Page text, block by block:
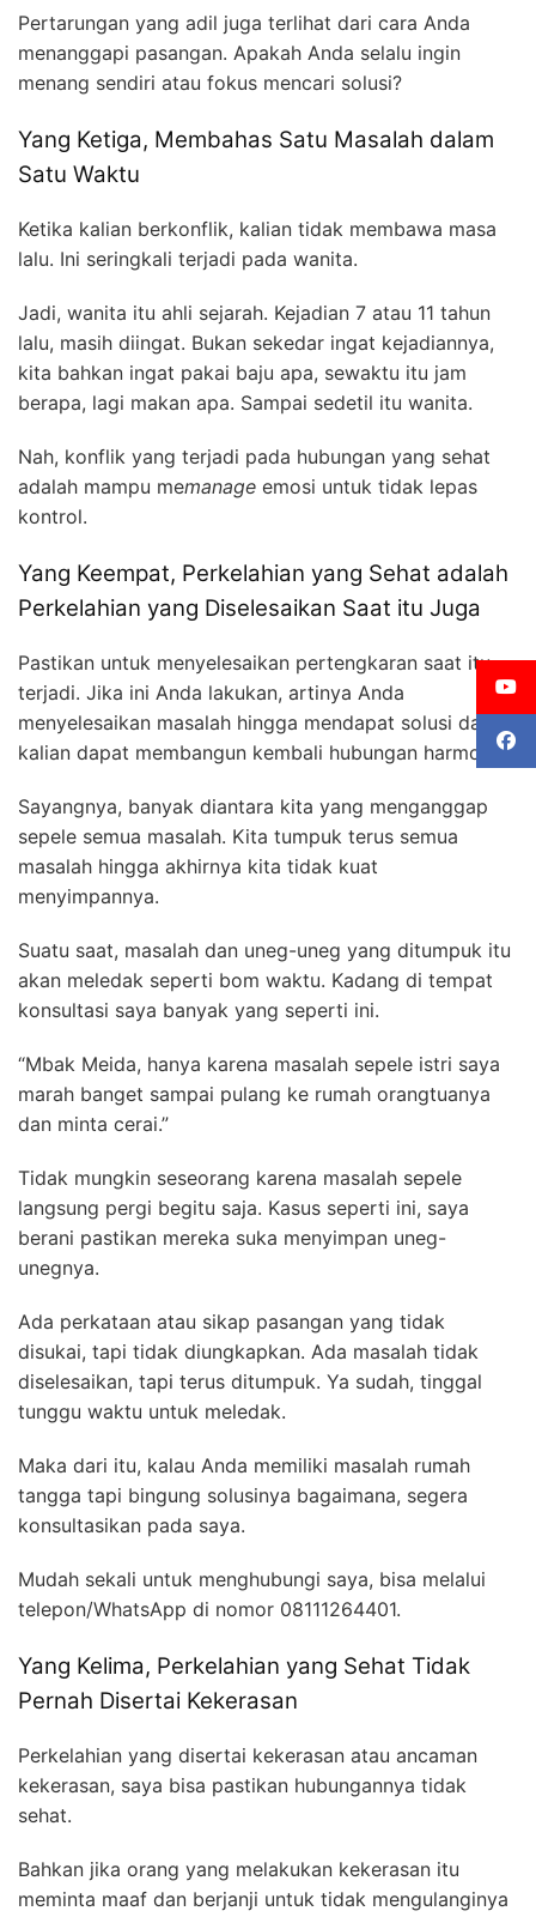
Pertarungan yang adil juga terlihat dari cara Anda
menanggapi pasangan. Apakah Anda selalu ingin
menang sendiri atau fokus mencari solusi?
Yang Ketiga, Membahas Satu Masalah dalam
Satu Waktu
Ketika kalian berkonflik, kalian tidak membawa masa
lalu. Ini seringkali terjadi pada wanita.
Jadi, wanita itu ahli sejarah. Kejadian 7 atau 11 tahun
lalu, masih diingat. Bukan sekedar ingat kejadiannya,
kita bahkan ingat pakai baju apa, sewaktu itu jam
berapa, lagi makan apa. Sampai sedetil itu wanita.
Nah, konflik yang terjadi pada hubungan yang sehat
adalah mampu memanage emosi untuk tidak lepas
kontrol.
Yang Keempat, Perkelahian yang Sehat adalah
Perkelahian yang Diselesaikan Saat itu Juga
Pastikan untuk menyelesaikan pertengkaran saat itu
terjadi. Jika ini Anda lakukan, artinya Anda
menyelesaikan masalah hingga mendapat solusi dan
kalian dapat membangun kembali hubungan harmonis.
Sayangnya, banyak diantara kita yang menganggap
sepele semua masalah. Kita tumpuk terus semua
masalah hingga akhirnya kita tidak kuat
menyimpannya.
Suatu saat, masalah dan uneg-uneg yang ditumpuk itu
akan meledak seperti bom waktu. Kadang di tempat
konsultasi saya banyak yang seperti ini.
“Mbak Meida, hanya karena masalah sepele istri saya
marah banget sampai pulang ke rumah orangtuanya
dan minta cerai.”
Tidak mungkin seseorang karena masalah sepele
langsung pergi begitu saja. Kasus seperti ini, saya
berani pastikan mereka suka menyimpan uneg-
unegnya.
Ada perkataan atau sikap pasangan yang tidak
disukai, tapi tidak diungkapkan. Ada masalah tidak
diselesaikan, tapi terus ditumpuk. Ya sudah, tinggal
tunggu waktu untuk meledak.
Maka dari itu, kalau Anda memiliki masalah rumah
tangga tapi bingung solusinya bagaimana, segera
konsultasikan pada saya.
Mudah sekali untuk menghubungi saya, bisa melalui
telepon/WhatsApp di nomor 08111264401.
Yang Kelima, Perkelahian yang Sehat Tidak
Pernah Disertai Kekerasan
Perkelahian yang disertai kekerasan atau ancaman
kekerasan, saya bisa pastikan hubungannya tidak
sehat.
Bahkan jika orang yang melakukan kekerasan itu
meminta maaf dan berjanji untuk tidak mengulanginya